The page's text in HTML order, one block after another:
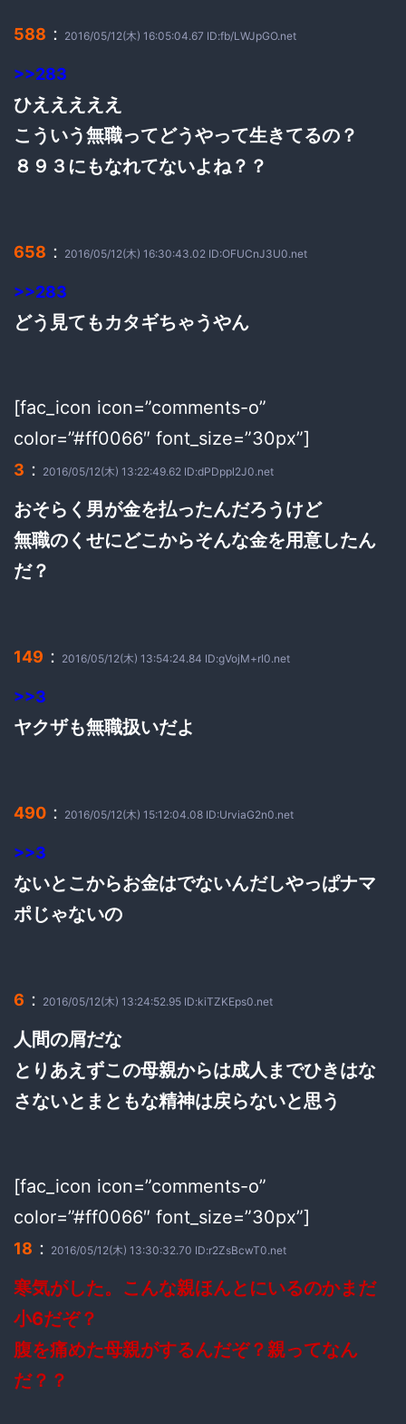
588 ： 2016/05/12(木) 16:05:04.67 ID:fb/LWJpGO.net
>>283
ひえええええ
こういう無職ってどうやって生きてるの？
８９３にもなれてないよね？？
658 ： 2016/05/12(木) 16:30:43.02 ID:OFUCnJ3U0.net
>>283
どう見てもカタギちゃうやん
[fac_icon icon=”comments-o”
color=”#ff0066″ font_size=”30px”]
3 ： 2016/05/12(木) 13:22:49.62 ID:dPDppl2J0.net
おそらく男が金を払ったんだろうけど
無職のくせにどこからそんな金を用意したん
だ？
149 ： 2016/05/12(木) 13:54:24.84 ID:gVojM+rI0.net
>>3
ヤクザも無職扱いだよ
490 ： 2016/05/12(木) 15:12:04.08 ID:UrviaG2n0.net
>>3
ないとこからお金はでないんだしやっぱナマ
ポじゃないの
6 ： 2016/05/12(木) 13:24:52.95 ID:kiTZKEps0.net
人間の屑だな
とりあえずこの母親からは成人までひきはな
さないとまともな精神は戻らないと思う
[fac_icon icon=”comments-o”
color=”#ff0066″ font_size=”30px”]
18 ： 2016/05/12(木) 13:30:32.70 ID:r2ZsBcwT0.net
寒気がした。こんな親ほんとにいるのかまだ
小6だぞ？
腹を痛めた母親がするんだぞ？親ってなん
だ？？